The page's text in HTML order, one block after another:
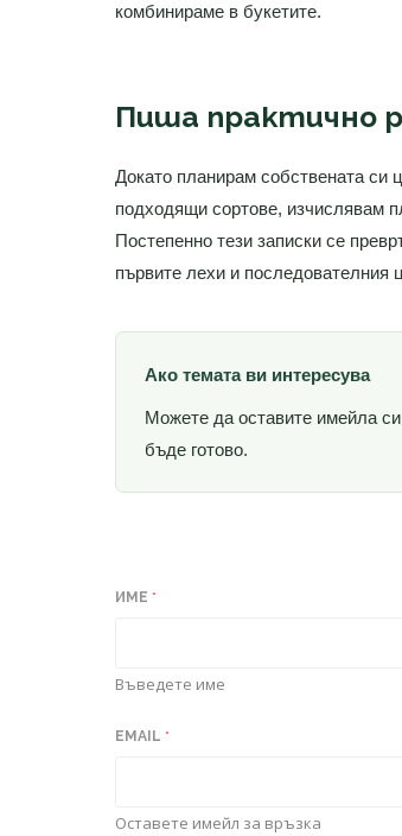
комбинираме в букетите.
Пиша практично
Докато планирам собствената
подходящи сортове, изчислявам
Постепенно тези записки се
първите лехи и последователния
Ако темата ви интересува
Можете да оставите имейла
бъде готово.
ИМЕ *
Въведете име
EMAIL *
Оставете имейл за връзка